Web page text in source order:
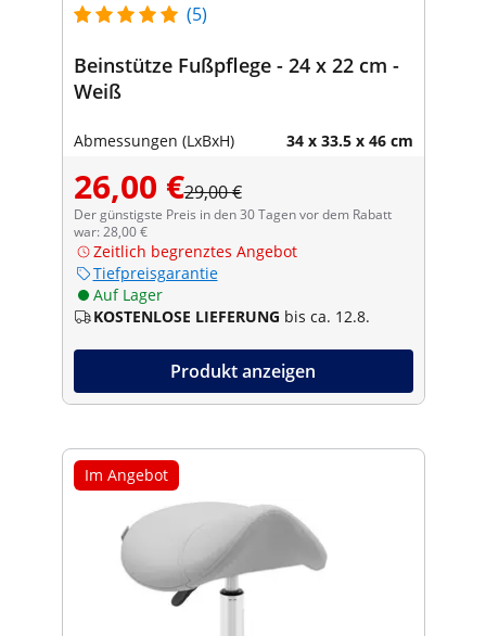
(5)
Beinstütze Fußpflege - 24 x 22 cm -
Weiß
Abmessungen (LxBxH) 34 x 33.5 x 46 cm
26,00 €29,00 €
Der günstigste Preis in den 30 Tagen vor dem Rabatt
war: 28,00 €
Zeitlich begrenztes Angebot
Tiefpreisgarantie
Auf Lager
KOSTENLOSE LIEFERUNG bis ca. 12.8.
Produkt anzeigen
Im Angebot